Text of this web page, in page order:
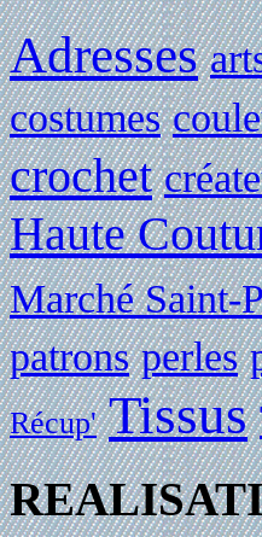
Adresses
costumes
crochet
Haute
Marché Saint-
patrons perles
Récup' Tissus